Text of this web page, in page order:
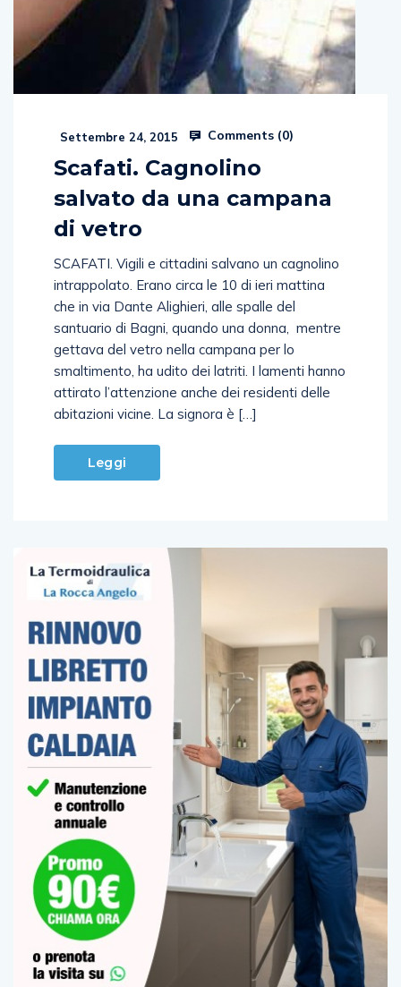
Settembre 24, 2015 Comments (0)
Scafati. Cagnolino
salvato da una campana
di vetro
SCAFATI. Vigili e cittadini salvano un cagnolino
intrappolato. Erano circa le 10 di ieri mattina
che in via Dante Alighieri, alle spalle del
santuario di Bagni, quando una donna, mentre
gettava del vetro nella campana per lo
smaltimento, ha udito dei latriti. I lamenti hanno
attirato l’attenzione anche dei residenti delle
abitazioni vicine. La signora è […]
Leggi